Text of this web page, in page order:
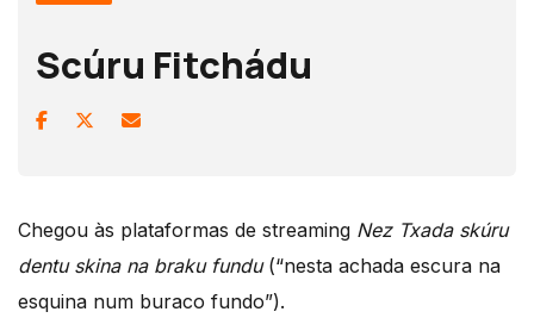
Scúru Fitchádu
Chegou às plataformas de streaming Nez Txada skúru
dentu skina na braku fundu(“nesta achada escura na
esquina num buraco fundo”).